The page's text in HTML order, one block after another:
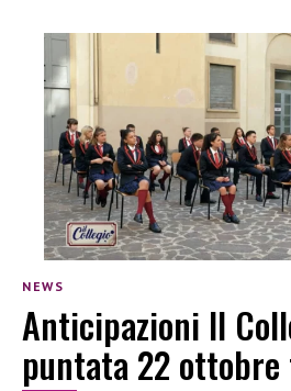
NEWS
Anticipazioni Il
puntata 22